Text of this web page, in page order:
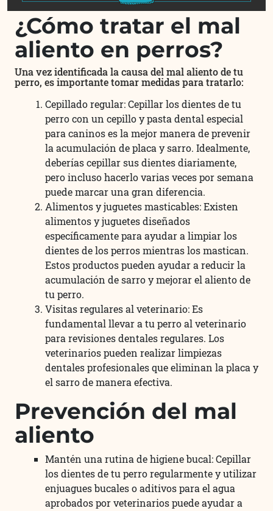
¿Cómo tratar el mal
aliento en perros?
Una vez identificada la causa del mal aliento de tu
perro, es importante tomar medidas para tratarlo:
Cepillado regular: Cepillar los dientes de tu
perro con un cepillo y pasta dental especial
para caninos es la mejor manera de prevenir
la acumulación de placa y sarro. Idealmente,
deberías cepillar sus dientes diariamente,
pero incluso hacerlo varias veces por semana
puede marcar una gran diferencia.
Alimentos y juguetes masticables: Existen
alimentos y juguetes diseñados
específicamente para ayudar a limpiar los
dientes de los perros mientras los mastican.
Estos productos pueden ayudar a reducir la
acumulación de sarro y mejorar el aliento de
tu perro.
Visitas regulares al veterinario: Es
fundamental llevar a tu perro al veterinario
para revisiones dentales regulares. Los
veterinarios pueden realizar limpiezas
dentales profesionales que eliminan la placa y
el sarro de manera efectiva.
Prevención del mal
aliento
Mantén una rutina de higiene bucal: Cepillar
los dientes de tu perro regularmente y utilizar
enjuagues bucales o aditivos para el agua
aprobados por veterinarios puede ayudar a